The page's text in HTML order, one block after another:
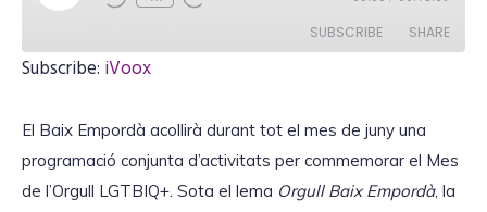
l
E
p
o
d
e
SUBSCRIBE SHARE
RSS FEED
LINK
Subscribe: iVoox
El Baix Empordà acollirà durant tot el mes de juny una
programació conjunta d’activitats per commemorar el Mes
de l’Orgull LGTBIQ+. Sota el lema Orgull Baix Empordà, la